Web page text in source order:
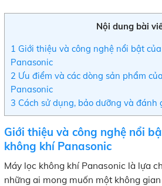
Nội dung bài
1 Giới thiệu và công nghệ nổi bật
Panasonic
2 Ưu điểm và các dòng sản phẩm
Panasonic
3 Cách sử dụng, bảo dưỡng và
Giới thiệu và công nghệ nổi
không khí Panasonic
Máy lọc không khí Panasonic là lựa
những ai mong muốn một không